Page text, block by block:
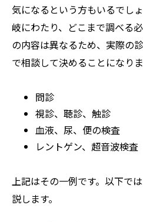
気になるという方もいるでし
岐にわたり、どこまで調べる
の内容は異なるため、実際の
で相談して決めることになりま
問診
視診、聴診、触診
血液、尿、便の検査
レントゲン、超音波検査
上記はその一例です。以下で
説します。